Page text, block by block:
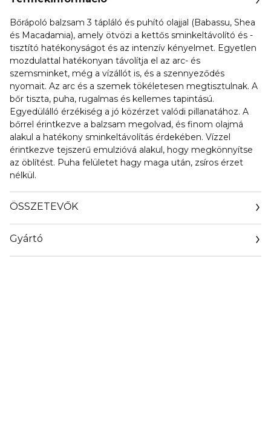
Bőrápoló balzsam 3 tápláló és puhító olajjal (Babassu, Shea
és Macadamia), amely ötvözi a kettős sminkeltávolító és -
tisztító hatékonyságot és az intenzív kényelmet. Egyetlen
mozdulattal hatékonyan távolítja el az arc- és
szemsminket, még a vízállót is, és a szennyeződés
nyomait. Az arc és a szemek tökéletesen megtisztulnak. A
bőr tiszta, puha, rugalmas és kellemes tapintású.
Egyedülálló érzékiség a jó közérzet valódi pillanatához. A
bőrrel érintkezve a balzsam megolvad, és finom olajmá
alakul a hatékony sminkeltávolítás érdekében. Vízzel
érintkezve tejszerű emulzióvá alakul, hogy megkönnyítse
az öblítést. Puha felületet hagy maga után, zsíros érzet
nélkül.
ÖSSZETEVŐK
Gyártó